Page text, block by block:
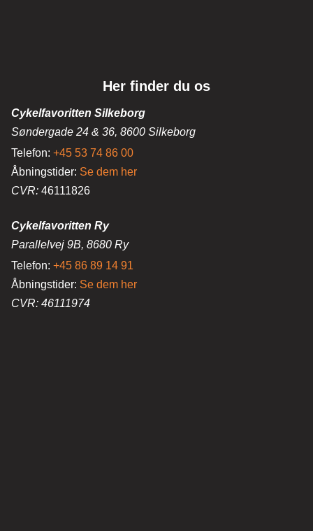
Her finder du os
Cykelfavoritten Silkeborg
Søndergade 24 & 36, 8600 Silkeborg
Telefon: +45 53 74 86 00
Åbningstider: Se dem her
CVR: 46111826
Cykelfavoritten Ry
Parallelvej 9B, 8680 Ry
Telefon: +45 86 89 14 91
Åbningstider: Se dem her
CVR: 46111974